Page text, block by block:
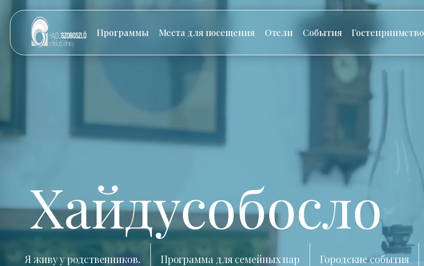
Программы Места для посещения Отели События Гостеприимство
Хайдусобосло
Я живу у родственников. Программа для семейных пар Городские события